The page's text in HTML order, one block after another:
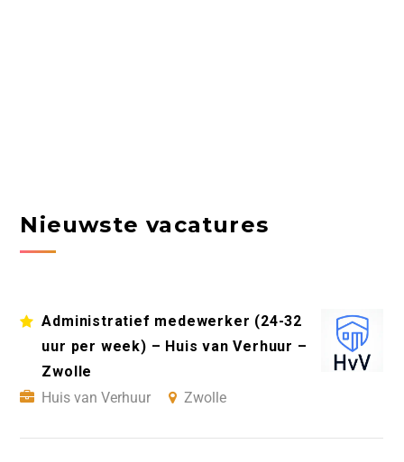
Nieuwste vacatures
Administratief medewerker (24-32
uur per week) – Huis van Verhuur –
Zwolle
Huis van Verhuur
Zwolle